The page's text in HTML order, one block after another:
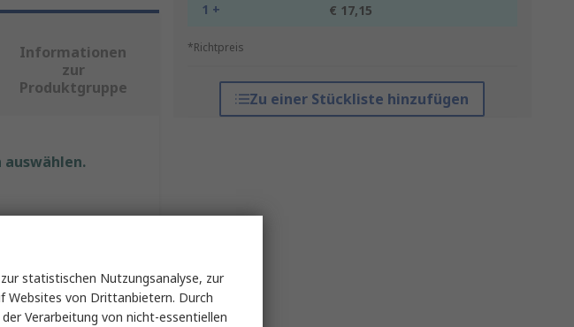
1 + € 17,15
*Richtpreis
Zu einer Stückliste hinzufügen
Informationen
zur
Produktgruppe
auswählen.
statistischen Nutzungsanalyse, zur
Websites von Drittanbietern. Durch
Verarbeitung von nicht-essentiellen